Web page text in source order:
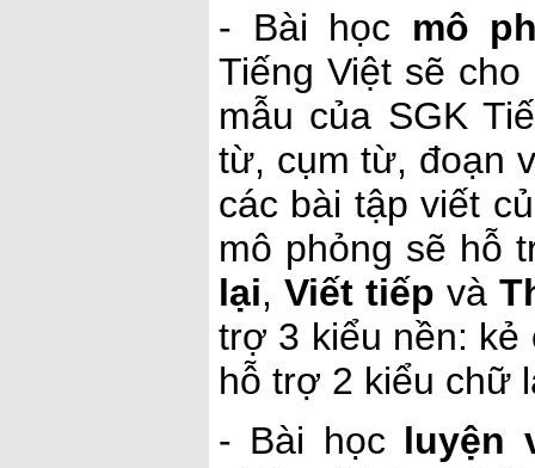
- Bài học mô
Tiếng Việt sẽ
mẫu của SGK
từ, cụm từ, đoạn
các bài tập viết
mô phỏng sẽ hỗ
lại,Viết tiếp và
trợ 3 kiểu nền: kẻ
hỗ trợ 2 kiểu chữ
- Bài học luyện